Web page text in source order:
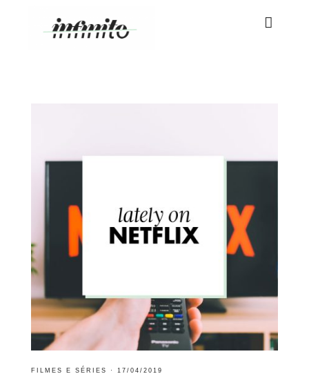
FILMES E SÉRIES · 17/04/2019